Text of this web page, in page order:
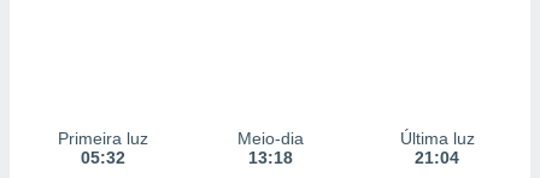
Primeira luz
05:32
Meio-dia
13:18
Última luz
21:04